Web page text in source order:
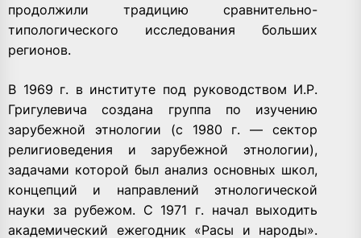
продолжили традицию сравнительно-
типологического исследования больших
регионов.
В 1969 г. в институте под руководством И.Р.
Григулевича создана группа по изучению
зарубежной этнологии (с 1980 г. — сектор
религиоведения и зарубежной этнологии),
задачами которой был анализ основных школ,
концепций и направлений этнологической
науки за рубежом. С 1971 г. начал выходить
академический ежегодник «Расы и народы».